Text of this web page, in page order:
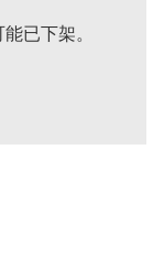
已下架。